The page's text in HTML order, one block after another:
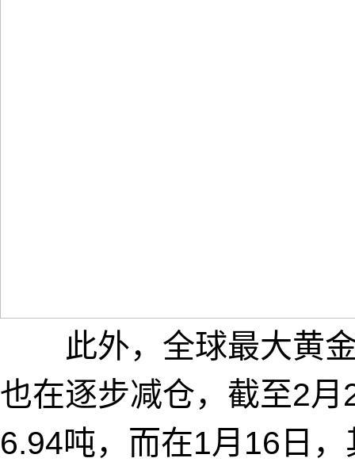
此外，全球最大黄金
也在逐步减仓，截至2
6.94吨，而在1月16日